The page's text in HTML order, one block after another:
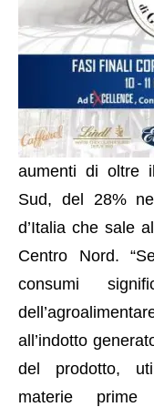
aumenti di oltre
Sud, del 28%
d’Italia che sale
Centro Nord.
consumi
all’indotto
del prodotto,
materie prime